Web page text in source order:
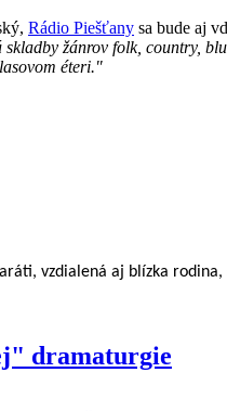
Rádio Piešťany sa bude aj
skladby žánrov folk, country,
éteri."
vzdialená aj blízka
dramaturgie